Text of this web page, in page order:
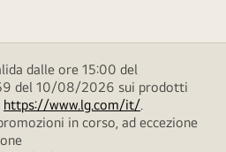
dalle ore 15:00 del
del 10/08/2026 sui prodotti
https://www.lg.com/it/.
in corso, ad eccezione